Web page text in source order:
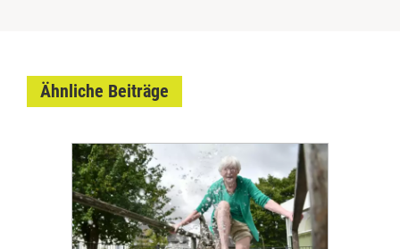
Ähnliche Beiträge